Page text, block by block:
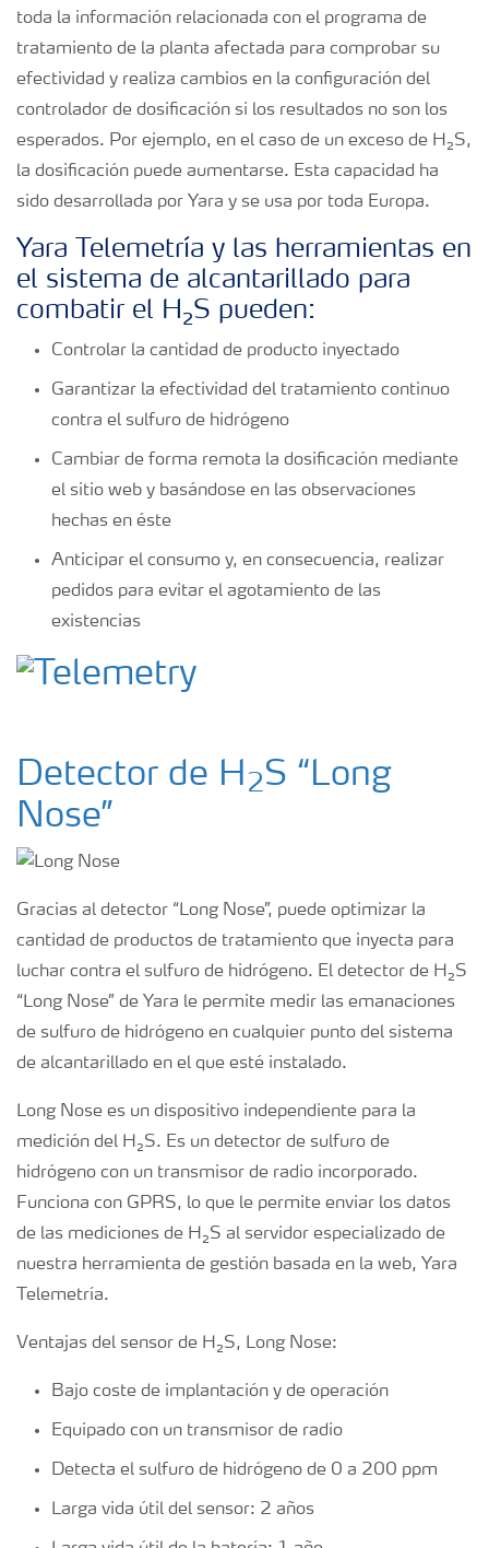
toda la información relacionada con el programa de
tratamiento de la planta afectada para comprobar su
efectividad y realiza cambios en la configuración del
controlador de dosificación si los resultados no son los
esperados. Por ejemplo, en el caso de un exceso de H₂S,
la dosificación puede aumentarse. Esta capacidad ha
sido desarrollada por Yara y se usa por toda Europa.
Yara Telemetría y las herramientas en
el sistema de alcantarillado para
combatir el H₂S pueden:
Controlar la cantidad de producto inyectado
Garantizar la efectividad del tratamiento continuo
contra el sulfuro de hidrógeno
Cambiar de forma remota la dosificación mediante
el sitio web y basándose en las observaciones
hechas en éste
Anticipar el consumo y, en consecuencia, realizar
pedidos para evitar el agotamiento de las
existencias
Detector de H 2S “Long
Nose”
Gracias al detector “Long Nose”, puede optimizar la
cantidad de productos de tratamiento que inyecta para
luchar contra el sulfuro de hidrógeno. El detector de H₂S
“Long Nose” de Yara le permite medir las emanaciones
de sulfuro de hidrógeno en cualquier punto del sistema
de alcantarillado en el que esté instalado.
Long Nose es un dispositivo independiente para la
medición del H₂S. Es un detector de sulfuro de
hidrógeno con un transmisor de radio incorporado.
Funciona con GPRS, lo que le permite enviar los datos
de las mediciones de H₂S al servidor especializado de
nuestra herramienta de gestión basada en la web, Yara
Telemetría.
Ventajas del sensor de H₂S, Long Nose:
Bajo coste de implantación y de operación
Equipado con un transmisor de radio
Detecta el sulfuro de hidrógeno de 0 a 200 ppm
Larga vida útil del sensor: 2 años